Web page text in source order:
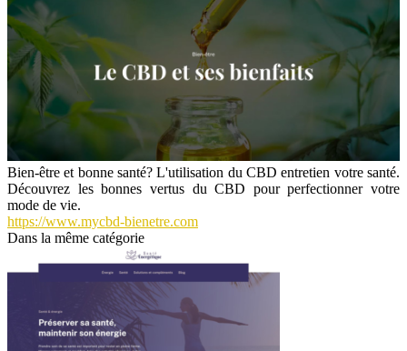
Bien-être et bonne santé? L'utilisation du CBD entretien votre santé.
Découvrez les bonnes vertus du CBD pour perfectionner votre
mode de vie.
https://www.mycbd-bienetre.com
Dans la même catégorie